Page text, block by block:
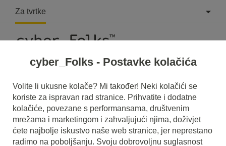
Za tvrtke
Read what it isAffiliatein our dictionary.
It will help you better understand what exactly it isAffiliate
and what is the meaning to you in everyday use.
cyber_Folks - Postavke kolačića
Volite li ukusne kolače? Mi također! Neki kolačići se
koriste za ispravan rad stranice. Prihvatite i dodatne
kolačiće, povezane s performansama, društvenim
mrežama i marketingom i zahvaljujući njima, doživjet
ćete najbolje iskustvo naše web stranice, jer neprestano
radimo na poboljšanju. Svoju dobrovoljnu suglasnost